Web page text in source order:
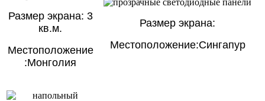
Размер экрана: 3
кв.м.
Местоположение
:Монголия
Размер экрана:
Местоположение:Сингапур